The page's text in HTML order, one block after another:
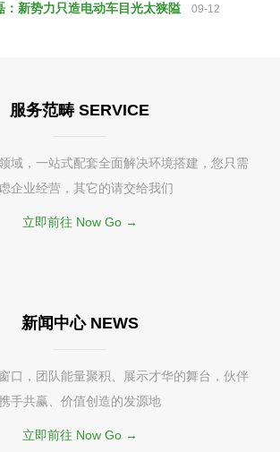
：新势力只造电动车目光太狭隘 09-12
服务范畴 SERVICE
域，一站式配套全面解决环境搭建，您只需
企业经营，其它的请交给我们
立即前往 Now Go →
新闻中心 NEWS
口，团队能量聚积、展示才华的舞台，伙伴
手共赢、价值创造的发源地
立即前往 Now Go →